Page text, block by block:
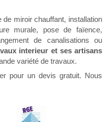
miroir chauffant, installation
murale, pose de faïence,
de canalisations ou
interieur et ses artisans
variété de travaux.
pour un devis gratuit. Nous